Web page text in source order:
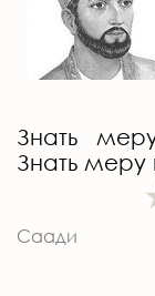
Знать
Знать меру
Саади